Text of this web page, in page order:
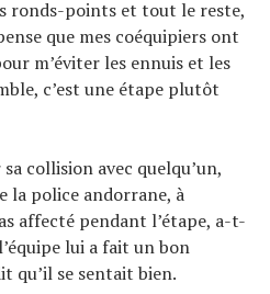
ronds-points et tout le reste,
que mes coéquipiers ont
m’éviter les ennuis et les
c’est une étape plutôt
sa collision avec quelqu’un,
la police andorrane, à
affecté pendant l’étape, a-t-
lui a fait un bon
qu’il se sentait bien.